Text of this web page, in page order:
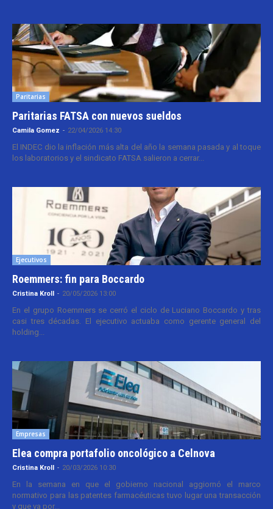
Paritarias
Paritarias FATSA con nuevos sueldos
Camila Gomez - 22/04/2026 14:30
El INDEC dio la inflación más alta del año la semana pasada y al toque
los laboratorios y el sindicato FATSA salieron a cerrar...
Ejecutivos
Roemmers: fin para Boccardo
Cristina Kroll - 20/05/2026 13:00
En el grupo Roemmers se cerró el ciclo de Luciano Boccardo y tras
casi tres décadas. El ejecutivo actuaba como gerente general del
holding...
Empresas
Elea compra portafolio oncológico a Celnova
Cristina Kroll - 20/03/2026 10:30
En la semana en que el gobierno nacional aggiornó el marco
normativo para las patentes farmacéuticas tuvo lugar una transacción
y que va por...